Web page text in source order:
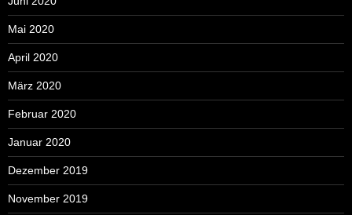
Mai 2020
April 2020
März 2020
Februar 2020
Januar 2020
Dezember 2019
November 2019